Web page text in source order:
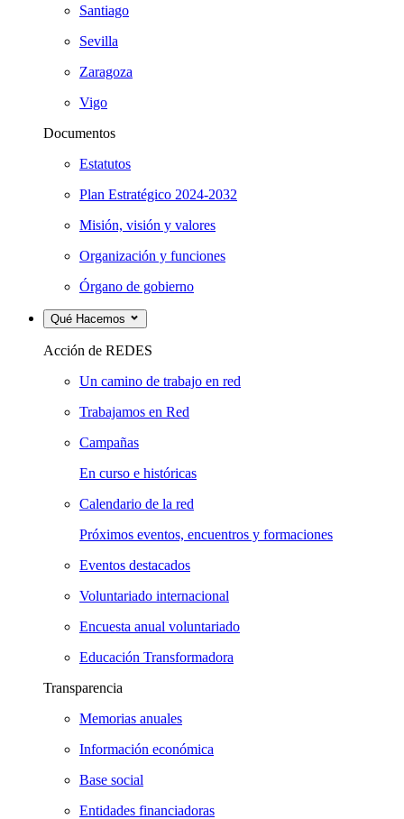
Santiago
Sevilla
Zaragoza
Vigo
Documentos
Estatutos
Plan Estratégico 2024-2032
Misión, visión y valores
Organización y funciones
Órgano de gobierno
Qué Hacemos
Acción de REDES
Un camino de trabajo en red
Trabajamos en Red
Campañas
En curso e históricas
Calendario de la red
Próximos eventos, encuentros y formaciones
Eventos destacados
Voluntariado internacional
Encuesta anual voluntariado
Educación Transformadora
Transparencia
Memorias anuales
Información económica
Base social
Entidades financiadoras